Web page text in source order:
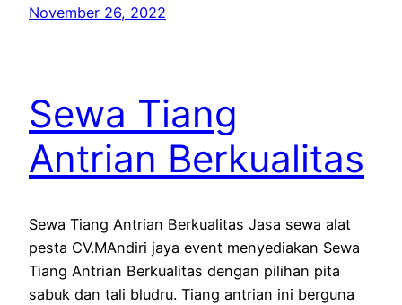
November 26, 2022
Sewa Tiang
Antrian Berkualitas
Sewa Tiang Antrian Berkualitas Jasa sewa alat
pesta CV.MAndiri jaya event menyediakan Sewa
Tiang Antrian Berkualitas dengan pilihan pita
sabuk dan tali bludru. Tiang antrian ini berguna